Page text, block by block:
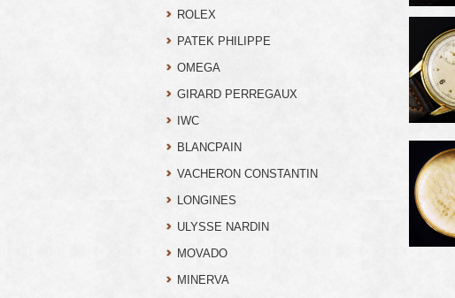
ROLEX
PATEK PHILIPPE
OMEGA
GIRARD PERREGAUX
IWC
BLANCPAIN
VACHERON CONSTANTIN
LONGINES
ULYSSE NARDIN
MOVADO
MINERVA